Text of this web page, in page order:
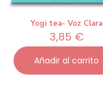
Yogi tea- Voz Clara
3,85 €
Añadir al carrito